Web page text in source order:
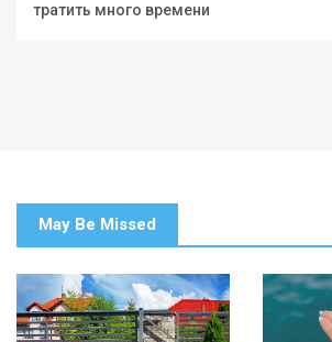
тратить много времени
May Be Missed